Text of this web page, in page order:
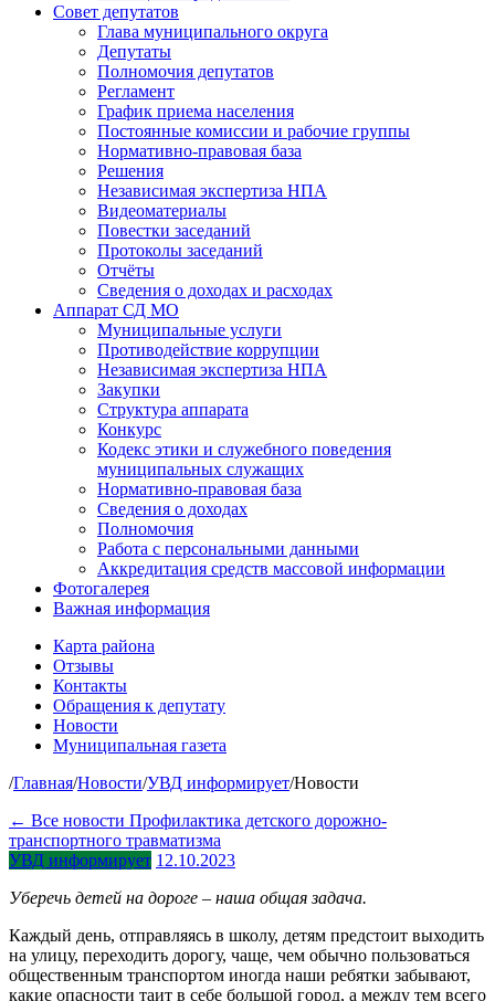
Совет депутатов
Глава муниципального округа
Депутаты
Полномочия депутатов
Регламент
График приема населения
Постоянные комиссии и рабочие группы
Нормативно-правовая база
Решения
Независимая экспертиза НПА
Видеоматериалы
Повестки заседаний
Протоколы заседаний
Отчёты
Сведения о доходах и расходах
Аппарат СД МО
Муниципальные услуги
Противодействие коррупции
Независимая экспертиза НПА
Закупки
Структура аппарата
Конкурс
Кодекс этики и служебного поведения
муниципальных служащих
Нормативно-правовая база
Сведения о доходах
Полномочия
Работа с персональными данными
Аккредитация средств массовой информации
Фотогалерея
Важная информация
Карта района
Отзывы
Контакты
Обращения к депутату
Новости
Муниципальная газета
/Главная/Новости/УВД информирует/Новости
← Все новости Профилактика детского дорожно-
транспортного травматизма
УВД информирует 12.10.2023
Уберечь детей на дороге – наша общая задача.
Каждый день, отправляясь в школу, детям предстоит выходить
на улицу, переходить дорогу, чаще, чем обычно пользоваться
общественным транспортом иногда наши ребятки забывают,
какие опасности таит в себе большой город, а между тем всего